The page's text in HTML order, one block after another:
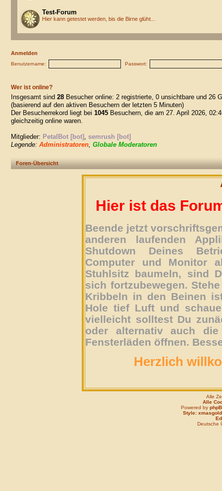
Test-Forum
Hier kann getestet werden, bis die Birne glüht...
Anmelden
Benutzername: Passwort:
Wer ist online?
Insgesamt sind 28 Besucher online: 2 registrierte, 0 unsichtbare und 26
(basierend auf den aktiven Besuchern der letzten 5 Minuten)
Der Besucherrekord liegt bei 1045 Besuchern, die am 27. April 2026,
gleichzeitig online waren.
Mitglieder: PetalBot [bot] , semrush [bot]
Legende: Administratoren, Globale Moderatoren
Foren-Übersicht
Hier ist das
Beende jetzt
anderen laufenden
Shutdown Deines
Computer und Monitor
Stuhlsitz baumeln, sind
sich fortzubewegen.
Kribbeln in den Beinen
Hole tief Luft und
vielleicht solltest Du
oder alternativ auch
Fensterläden öffnen.
Herzlich
Alle
Alle
Powered by
Style: xmasgold
Deutsche